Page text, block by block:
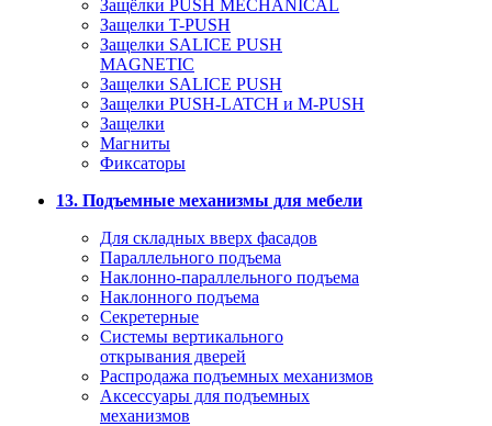
Защёлки PUSH MECHANICAL
Защелки T-PUSH
Защелки SALICE PUSH
MAGNETIC
Защелки SALICE PUSH
Защелки PUSH-LATCH и M-PUSH
Защелки
Магниты
Фиксаторы
13. Подъемные механизмы для мебели
Для складных вверх фасадов
Параллельного подъема
Наклонно-параллельного подъема
Наклонного подъема
Секретерные
Системы вертикального
открывания дверей
Распродажа подъемных механизмов
Аксессуары для подъемных
механизмов